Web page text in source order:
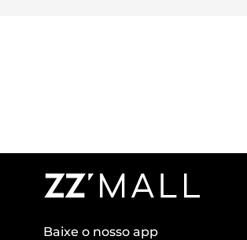
Baixe o nosso app